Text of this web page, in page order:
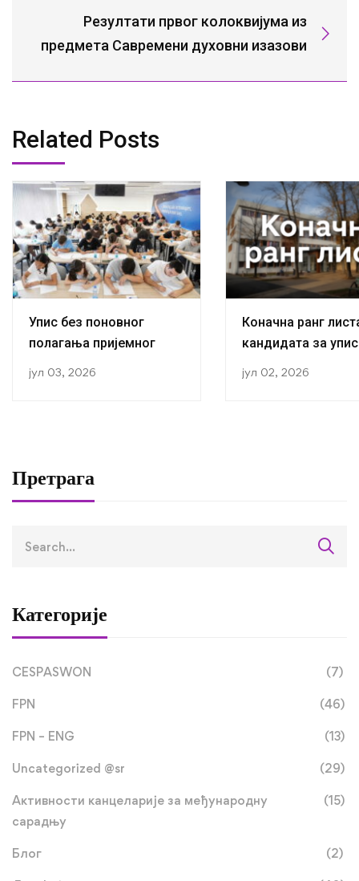
Резултати првог колоквијума из
предмета Савремени духовни изазови
Related Posts
Упис без поновног
полагања пријемног
јул 03, 2026
Коначна ранг
кандидата за
јул 02, 2026
Претрага
Категорије
CESPASWON (7)
FPN (46)
FPN – ENG (13)
Uncategorized @sr (29)
Активности канцеларије за међународну
сарадњу
(15)
Блог (2)